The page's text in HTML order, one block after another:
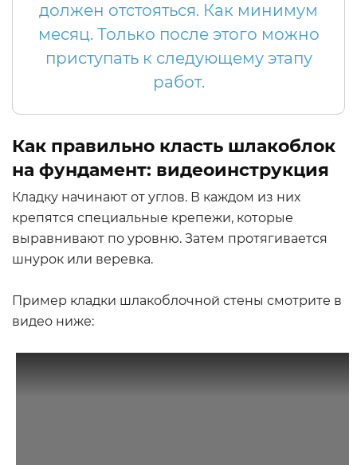
должен отстояться. Как минимум
месяц. Только после этого можно
приступать к следующему этапу
работ.
Как правильно класть шлакоблок
на фундамент: видеоинструкция
Кладку начинают от углов. В каждом из них
крепятся специальные крепежи, которые
выравнивают по уровню. Затем протягивается
шнурок или веревка.
Пример кладки шлакоблочной стены смотрите в
видео ниже: